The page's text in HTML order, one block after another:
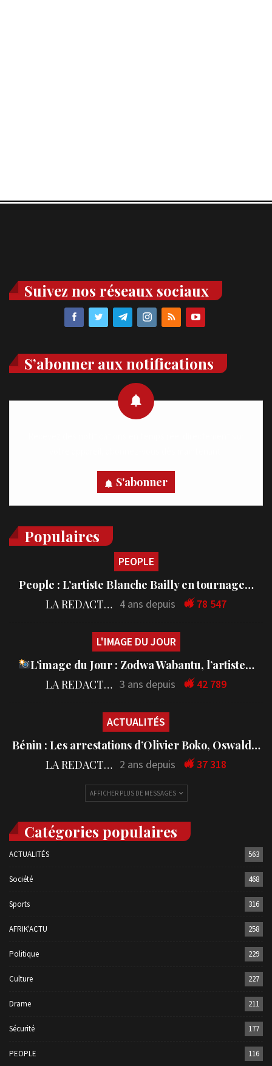
Suivez nos réseaux sociaux
S’abonner aux notifications
S'abonner
Populaires
PEOPLE
People : L’artiste Blanche Bailly en tournage…
LA REDACTION 4 ans depuis 78 547
L'IMAGE DU JOUR
L’image du Jour : Zodwa Wabantu, l’artiste…
LA REDACTION 3 ans depuis 42 789
ACTUALITÉS
Bénin : Les arrestations d’Olivier Boko, Oswald…
LA REDACTION 2 ans depuis 37 318
AFFICHER PLUS DE MESSAGES
Catégories populaires
ACTUALITÉS 563
Société 468
Sports 316
AFRIK'ACTU 258
Politique 229
Culture 227
Drame 211
Sécurité 177
PEOPLE 116